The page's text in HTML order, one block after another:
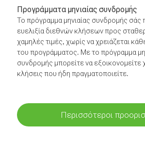
Προγράμματα μηνιαίας συνδρομής
Το πρόγραμμα μηνιαίας συνδρομής σάς
ευελιξία διεθνών κλήσεων προς
χαμηλές τιμές, χωρίς να χρειάζεται
του προγράμματος. Με το πρόγραμμα
συνδρομής μπορείτε να εξοικονομείτε
κλήσεις που ήδη πραγματοποιείτε.
Περισσότεροι